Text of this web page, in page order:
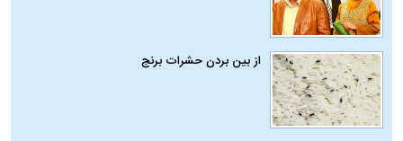
از بین بردن حشرات برنج